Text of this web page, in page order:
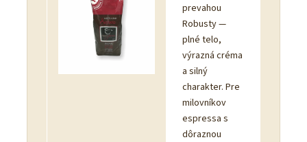
prevahou
Robusty —
plné telo,
výrazná créma
a silný
charakter. Pre
milovníkov
espressa s
dôraznou